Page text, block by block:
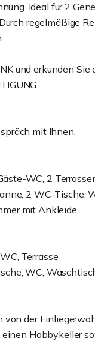
Ideal für 2
regelmäßige
und erkunden Sie
mit Ihnen.
WC, 2
2 WC-Tische,
mit Ankleide
Terrasse
WC,
von der
Hobbykeller